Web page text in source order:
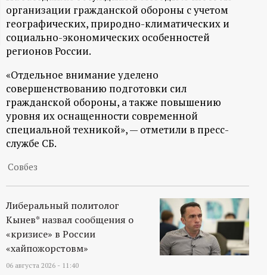
а
ц
и
о
н
н
ы
й
п
организации гражданской обороны с учетом
географических, природно-климатических и
социально-экономических особенностей
регионов России.
«Отдельное внимание уделено
совершенствованию подготовки сил
гражданской обороны, а также повышению
уровня их оснащенности современной
специальной техникой», — отметили в пресс-
службе СБ.
Совбез
Либеральный политолог
Кынев* назвал сообщения о
«кризисе» в России
«хайпожорстовм»
06 августа 2026 - 11:40